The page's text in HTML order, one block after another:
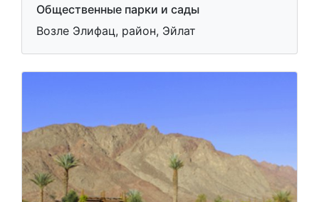
Общественные парки и сады
Возле Элифац, район, Эйлат